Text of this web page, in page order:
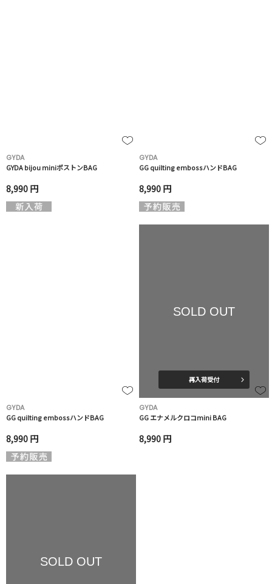
GYDA
GYDA bijou miniボストンBAG
8,990 円
GYDA
GG quilting embossハンドBAG
8,990 円
GYDA
GG quilting embossハンドBAG
8,990 円
SOLD OUT
再入荷受付
GYDA
GG エナメルクロコmini BAG
8,990 円
SOLD OUT